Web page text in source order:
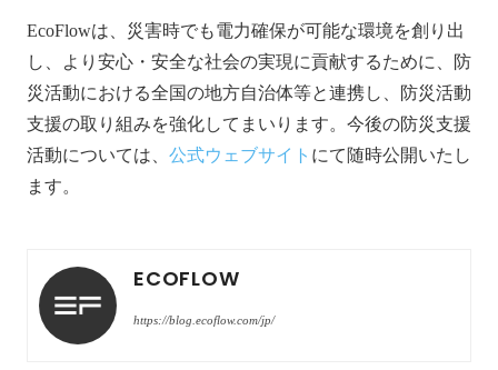
EcoFlowは、災害時でも電力確保が可能な環境を創り出
し、より安心・安全な社会の実現に貢献するために、防
災活動における全国の地方自治体等と連携し、防災活動
支援の取り組みを強化してまいります。今後の防災支援
活動については、 公式ウェブサイト にて随時公開いたし
ます。
ECOFLOW
https://blog.ecoflow.com/jp/